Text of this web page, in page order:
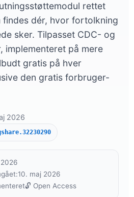
rettet
findes dér, hvor fortolkning
sker. Tilpasset CDC- og
implementeret på mere
gratis på hver
den gratis forbruger-
2026
10. maj 2026
🔓 Open Access